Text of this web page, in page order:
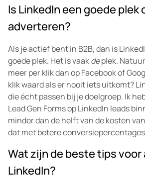
Is LinkedIn een goede plek
adverteren?
Als je actief bent in B2B, dan is
goede plek. Het is vaakdeplek.
meer per klik dan op Facebook of
klik waard als er nooit iets uitkomt?
die écht passen bij je doelgroep. Ik
Lead Gen Forms op LinkedIn leads
minder dan de helft van de kosten
dat met betere
Wat zijn de beste tips
LinkedIn?